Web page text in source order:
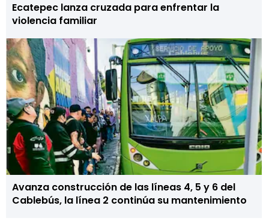
Ecatepec lanza cruzada para enfrentar la
violencia familiar
Avanza construcción de las líneas 4, 5 y 6 del
Cablebús, la línea 2 continúa su mantenimiento